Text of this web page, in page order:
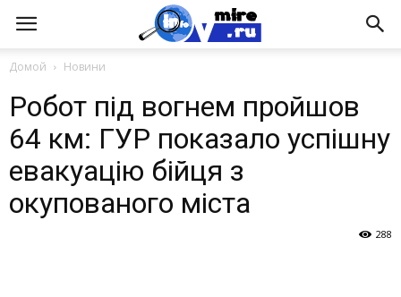
Домой Новини
Робот під вогнем пройшов
64 км: ГУР показало успішну
евакуацію бійця з
окупованого міста
288